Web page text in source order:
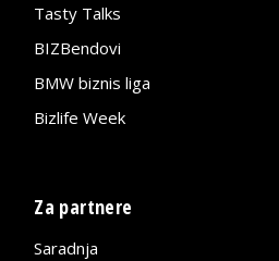
Tasty Talks
BIZBendovi
BMW biznis liga
Bizlife Week
Za partnere
Saradnja